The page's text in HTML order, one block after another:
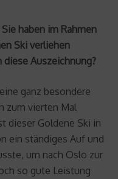
haben im Rahmen
Ski verliehen
Auszeichnung?
ganz besondere
zum vierten Mal
dieser Goldene Ski in
ein ständiges Auf und
um nach Oslo zur
so gute Leistung